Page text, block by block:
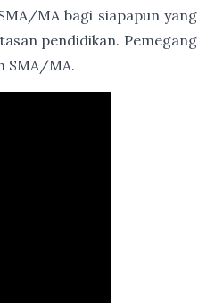
MA bagi siapapun yang
pendidikan. Pemegang
SMA/MA.